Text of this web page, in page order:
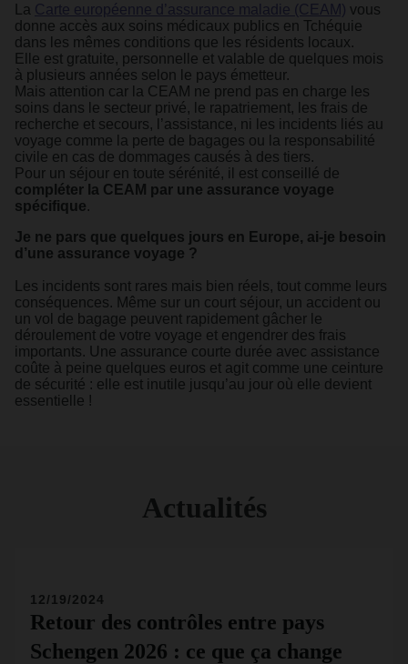
La Carte européenne d’assurance maladie (CEAM) vous
donne accès aux soins médicaux publics en Tchéquie
dans les mêmes conditions que les résidents locaux.
Elle est gratuite, personnelle et valable de quelques mois
à plusieurs années selon le pays émetteur.
Mais attention car la CEAM ne prend pas en charge les
soins dans le secteur privé, le rapatriement, les frais de
recherche et secours, l’assistance, ni les incidents liés au
voyage comme la perte de bagages ou la responsabilité
civile en cas de dommages causés à des tiers.
Pour un séjour en toute sérénité, il est conseillé de
compléter la CEAM par une assurance voyage
spécifique.
Je ne pars que quelques jours en Europe, ai-je besoin
d’une assurance voyage ?
Les incidents sont rares mais bien réels, tout comme leurs
conséquences. Même sur un court séjour, un accident ou
un vol de bagage peuvent rapidement gâcher le
déroulement de votre voyage et engendrer des frais
importants. Une assurance courte durée avec assistance
coûte à peine quelques euros et agit comme une ceinture
de sécurité : elle est inutile jusqu’au jour où elle devient
essentielle !
Actualités
Retour des contrôles entre pays
Schengen 2026 : ce que ça change
12/19/2024